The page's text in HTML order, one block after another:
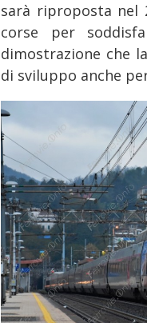
sarà riproposta nel
corse per
dimostrazione che
di sviluppo anche